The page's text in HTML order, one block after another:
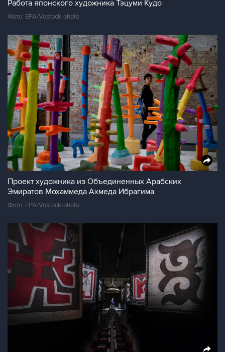
Работа японского художника Тэцуми Кудо
Фото: EPA/Vostock-photo
Проект художника из Объединенных Арабских
Эмиратов Мохаммеда Ахмеда Ибрагима
Фото: EPA/Vostock-photo